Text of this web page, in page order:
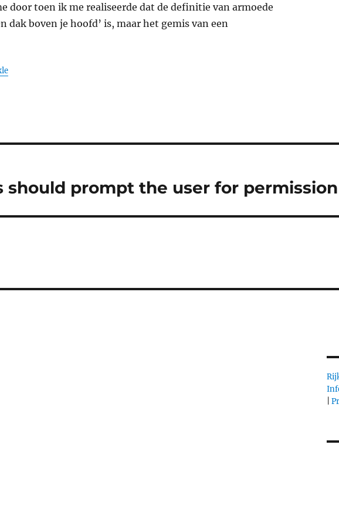
door toen ik me realiseerde dat de definitie van armoede
dak boven je hoofd’ is, maar het gemis van een
should prompt the user for permission